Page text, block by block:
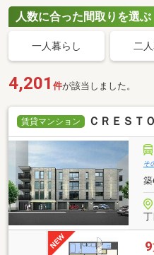
人数に合った間取りを選ぶ
一人暮らし 二
4,201 件が該当しました。
賃貸マンション ＣＲＥＳＴ
そ
丁
9